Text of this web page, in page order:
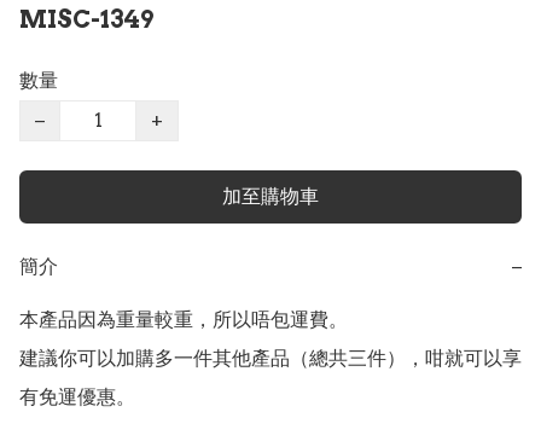
MISC-1349
數量
−
+
加至購物車
簡介 −
本產品因為重量較重，所以唔包運費。
建議你可以加購多一件其他產品（總共三件），咁就可以享